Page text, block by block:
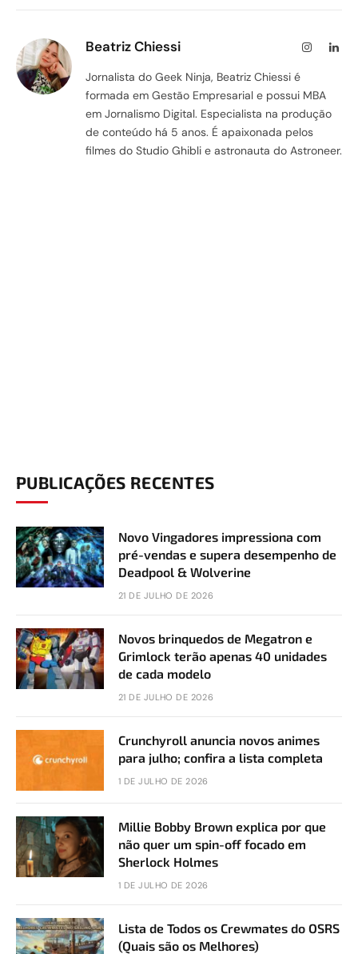
Beatriz Chiessi Instagram
Jornalista do Geek Ninja, Beatriz Chiessi é
formada em Gestão Empresarial e possui MBA
em Jornalismo Digital. Especialista na produção
de conteúdo há 5 anos. É apaixonada pelos
filmes do Studio Ghibli e astronauta do Astroneer.
PUBLICAÇÕES RECENTES
Novo Vingadores impressiona com
pré-vendas e supera desempenho de
Deadpool & Wolverine
21 DE JULHO DE 2026
Novos brinquedos de Megatron e
Grimlock terão apenas 40 unidades
de cada modelo
21 DE JULHO DE 2026
Crunchyroll anuncia novos animes
para julho; confira a lista completa
1 DE JULHO DE 2026
Millie Bobby Brown explica por que
não quer um spin-off focado em
Sherlock Holmes
1 DE JULHO DE 2026
Lista de Todos os Crewmates do OSRS
(Quais são os Melhores)